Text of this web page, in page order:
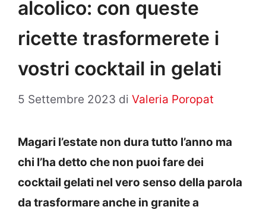
alcolico: con queste
ricette trasformerete i
vostri cocktail in gelati
5 Settembre 2023 di Valeria Poropat
Magari l’estate non dura tutto l’anno ma
chi l’ha detto che non puoi fare dei
cocktail gelati nel vero senso della parola
da trasformare anche in granite a